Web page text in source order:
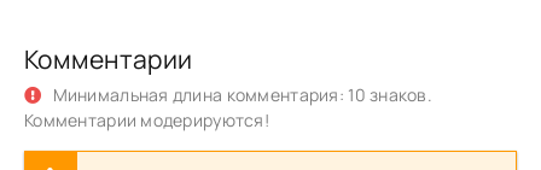
Комментарии
Минимальная длина комментария: 10 знаков.
Комментарии модерируются!